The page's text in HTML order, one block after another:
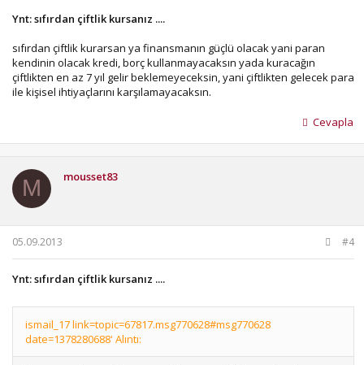
Ynt: sıfırdan çiftlik kursanız ....
sıfırdan çiftlik kurarsan ya finansmanın güçlü olacak yani paran
kendinin olacak kredi, borç kullanmayacaksın yada kuracağın
çiftlikten en az 7 yıl gelir beklemeyeceksin, yani çiftlikten gelecek para
ile kişisel ihtiyaçlarını karşılamayacaksın.
Cevapla
M mousset83
05.09.2013 #4
Ynt: sıfırdan çiftlik kursanız ....
ismail_17 link=topic=67817.msg770628#msg770628
date=1378280688' Alıntı: